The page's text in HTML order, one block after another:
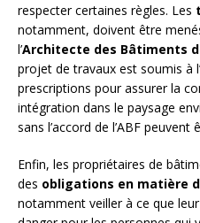
respecter certaines règles. Les
notamment, doivent être
l’Architecte des Bâtiments
projet de travaux est soumis à
prescriptions pour assurer la
intégration dans le paysage
sans l’accord de l’ABF
Enfin, les propriétaires de
des obligations en matière
notamment veiller à ce que